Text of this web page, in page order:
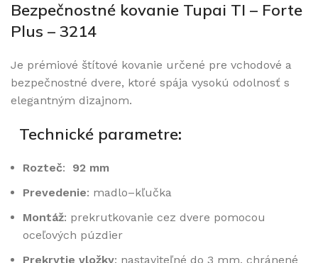
Bezpečnostné kovanie Tupai TI – Forte
Plus – 3214
Je prémiové štítové kovanie určené pre vchodové a
bezpečnostné dvere, ktoré spája vysokú odolnosť s
elegantným dizajnom.
Technické parametre:
Rozteč: 92 mm
Prevedenie: madlo–kľučka
Montáž: prekrutkovanie cez dvere pomocou
oceľových púzdier
Prekrytie vložky: nastaviteľné do 3 mm, chránené